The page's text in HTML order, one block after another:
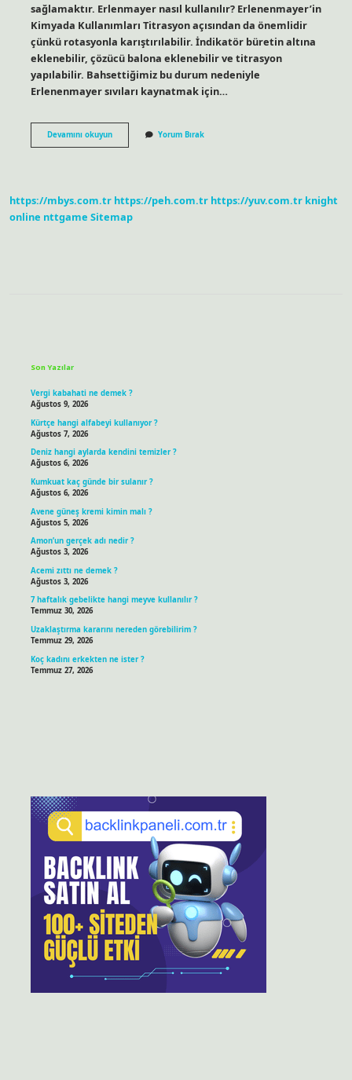
sağlamaktır. Erlenmayer nasıl kullanılır? Erlenenmayer’in
Kimyada Kullanımları Titrasyon açısından da önemlidir
çünkü rotasyonla karıştırılabilir. İndikatör büretin altına
eklenebilir, çözücü balona eklenebilir ve titrasyon
yapılabilir. Bahsettiğimiz bu durum nedeniyle
Erlenenmayer sıvıları kaynatmak için…
Devamını okuyunErlen
Nedir
Yorum Bırak
https://mbys.com.tr https://peh.com.tr https://yuv.com.tr knight
online nttgame Sitemap
Son Yazılar
Vergi kabahati ne demek ?
Ağustos 9, 2026
Kürtçe hangi alfabeyi kullanıyor ?
Ağustos 7, 2026
Deniz hangi aylarda kendini temizler ?
Ağustos 6, 2026
Kumkuat kaç günde bir sulanır ?
Ağustos 6, 2026
Avene güneş kremi kimin malı ?
Ağustos 5, 2026
Amon’un gerçek adı nedir ?
Ağustos 3, 2026
Acemi zıttı ne demek ?
Ağustos 3, 2026
7 haftalık gebelikte hangi meyve kullanılır ?
Temmuz 30, 2026
Uzaklaştırma kararını nereden görebilirim ?
Temmuz 29, 2026
Koç kadını erkekten ne ister ?
Temmuz 27, 2026